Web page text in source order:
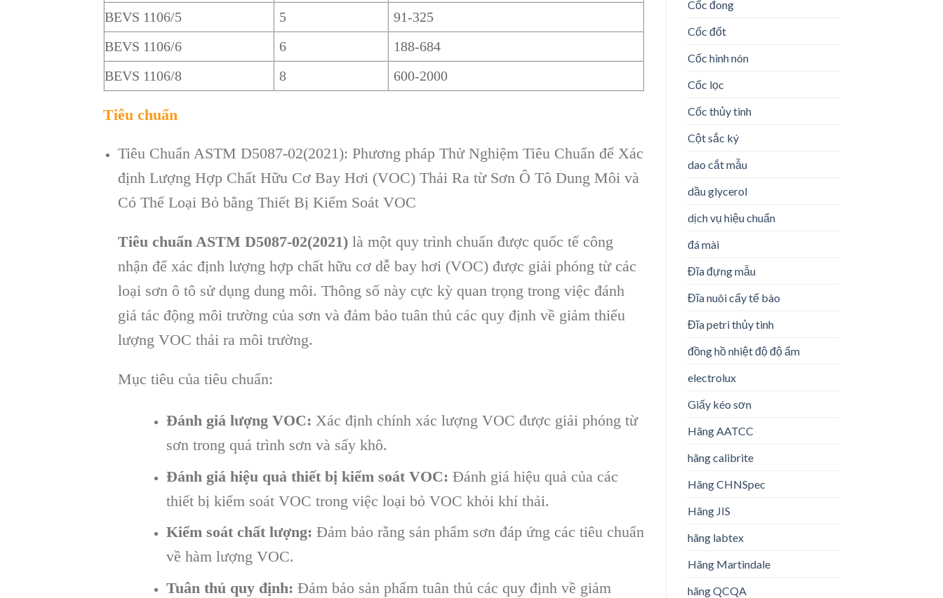
Cốc đong
Cốc đốt
Cốc hình nón
Cốc lọc
Cốc thủy tinh
Cột sắc ký
dao cắt mẫu
dầu glycerol
dịch vụ hiệu chuẩn
đá mài
Đĩa đựng mẫu
Đĩa nuôi cấy tế bào
Đĩa petri thủy tinh
đồng hồ nhiệt độ độ ẩm
electrolux
Giấy kéo sơn
Hãng AATCC
hãng calibrite
Hãng CHNSpec
Hãng JIS
hãng labtex
Hãng Martindale
hãng QCQA
BEVS 1106/5
5
91-325
BEVS 1106/6
6
188-684
BEVS 1106/8
8 600-2000
Tiêu chuẩn
Tiêu Chuẩn ASTM D5087-02(2021): Phương pháp Thử Nghiệm Tiêu Chuẩn để Xác
định Lượng Hợp Chất Hữu Cơ Bay Hơi (VOC) Thải Ra từ Sơn Ô Tô Dung Môi và
Có Thể Loại Bỏ bằng Thiết Bị Kiểm Soát VOC
Tiêu chuẩn ASTM D5087-02(2021)là một quy trình chuẩn được quốc tế công
nhận để xác định lượng hợp chất hữu cơ dễ bay hơi (VOC) được giải phóng từ các
loại sơn ô tô sử dụng dung môi. Thông số này cực kỳ quan trọng trong việc đánh
giá tác động môi trường của sơn và đảm bảo tuân thủ các quy định về giảm thiểu
lượng VOC thải ra môi trường.
Mục tiêu của tiêu chuẩn:
Đánh giá lượng VOC: Xác định chính xác lượng VOC được giải phóng từ
sơn trong quá trình sơn và sấy khô.
Đánh giá hiệu quả thiết bị kiểm soát VOC: Đánh giá hiệu quả của các
thiết bị kiểm soát VOC trong việc loại bỏ VOC khỏi khí thải.
Kiểm soát chất lượng: Đảm bảo rằng sản phẩm sơn đáp ứng các tiêu chuẩn
về hàm lượng VOC.
Tuân thủ quy định: Đảm bảo sản phẩm tuân thủ các quy định về giảm